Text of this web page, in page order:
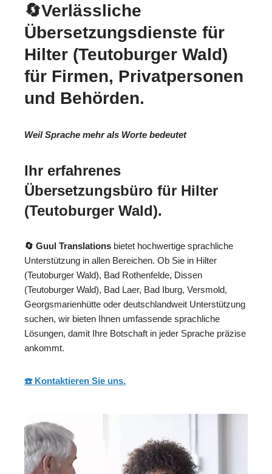
🔄Verlässliche
Übersetzungsdienste für
Hilter (Teutoburger Wald)
für Firmen, Privatpersonen
und Behörden.
Weil Sprache mehr als Worte bedeutet
Ihr erfahrenes
Übersetzungsbüro für Hilter
(Teutoburger Wald).
🔄 Guul Translations bietet hochwertige sprachliche
Unterstützung in allen Bereichen. Ob Sie in Hilter
(Teutoburger Wald), Bad Rothenfelde, Dissen
(Teutoburger Wald), Bad Laer, Bad Iburg, Versmold,
Georgsmarienhütte oder deutschlandweit Unterstützung
suchen, wir bieten Ihnen umfassende sprachliche
Lösungen, damit Ihre Botschaft in jeder Sprache präzise
ankommt.
☎️ Kontaktieren Sie uns.